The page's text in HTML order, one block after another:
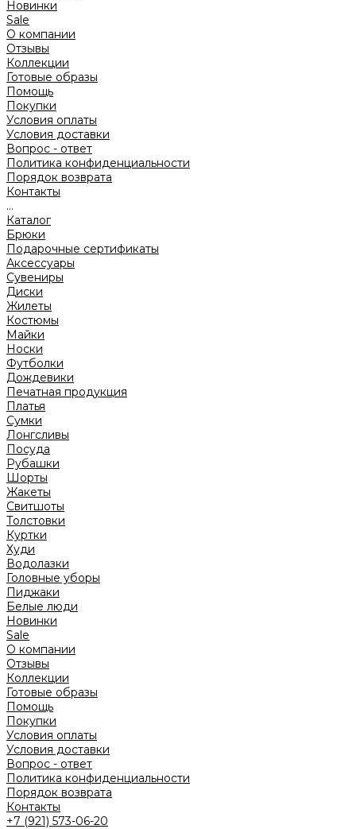
Новинки
Sale
О компании
Отзывы
Коллекции
Готовые образы
Помощь
Покупки
Условия оплаты
Условия доставки
Вопрос - ответ
Политика конфиденциальности
Порядок возврата
Контакты
...
Каталог
Брюки
Подарочные сертификаты
Аксессуары
Сувениры
Диски
Жилеты
Костюмы
Майки
Носки
Футболки
Дождевики
Печатная продукция
Платья
Сумки
Лонгсливы
Посуда
Рубашки
Шорты
Жакеты
Свитшоты
Толстовки
Куртки
Худи
Водолазки
Головные уборы
Пиджаки
Белые люди
Новинки
Sale
О компании
Отзывы
Коллекции
Готовые образы
Помощь
Покупки
Условия оплаты
Условия доставки
Вопрос - ответ
Политика конфиденциальности
Порядок возврата
Контакты
+7 (921) 573-06-20